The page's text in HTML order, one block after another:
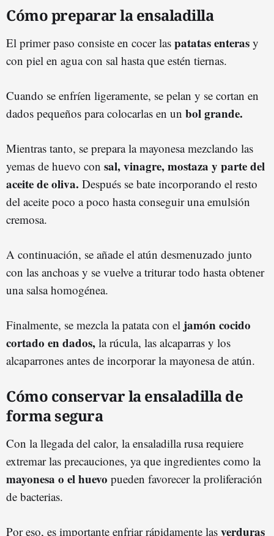
Cómo preparar la ensaladilla
El primer paso consiste en cocer las patatas enteras y
con piel en agua con sal hasta que estén tiernas.
Cuando se enfríen ligeramente, se pelan y se cortan en
dados pequeños para colocarlas en un bol grande.
Mientras tanto, se prepara la mayonesa mezclando las
yemas de huevo con sal, vinagre, mostaza y parte del
aceite de oliva. Después se bate incorporando el resto
del aceite poco a poco hasta conseguir una emulsión
cremosa.
A continuación, se añade el atún desmenuzado junto
con las anchoas y se vuelve a triturar todo hasta obtener
una salsa homogénea.
Finalmente, se mezcla la patata con el jamón cocido
cortado en dados, la rúcula, las alcaparras y los
alcaparrones antes de incorporar la mayonesa de atún.
Cómo conservar la ensaladilla de
forma segura
Con la llegada del calor, la ensaladilla rusa requiere
extremar las precauciones, ya que ingredientes como la
mayonesa o el huevo pueden favorecer la proliferación
de bacterias.
Por eso, es importante enfriar rápidamente las verduras